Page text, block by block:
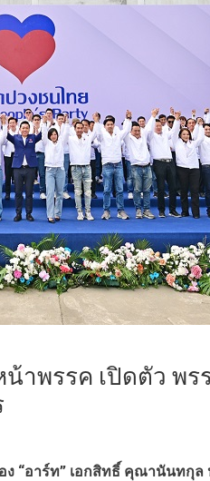
าพรรค เปิดตัว พร
“อาร์ท” เอกสิทธิ์ คุณานันทกุล